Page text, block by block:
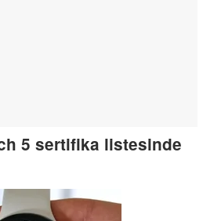
5 sertifika listesinde